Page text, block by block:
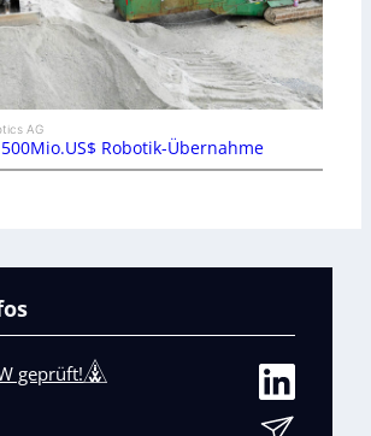
AG
Robotik-Übernahme
geprüft!